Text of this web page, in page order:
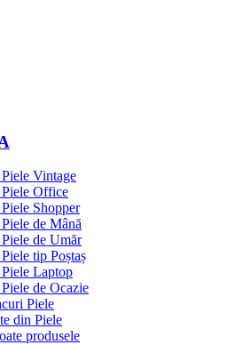
Vintage
Office
Shopper
de Mână
de Umăr
tip Poștaș
Laptop
de Ocazie
Piele
din Piele
produsele